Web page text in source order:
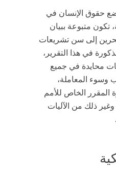
حقوق الإنسان في
تكون متبوعة ببيان
إلى سن تشريعات
في هذا التقرير،
محايدة في جميع
وسوء المعاملة،
المقرر الخاص للأمم
وغير ذلك من الآليات